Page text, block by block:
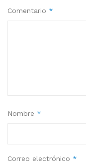
Comentario *
Nombre *
Correo electrónico *